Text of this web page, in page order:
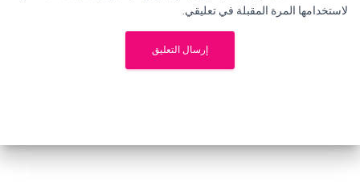
لاستخدامها المرة المقبلة في تعليقي.